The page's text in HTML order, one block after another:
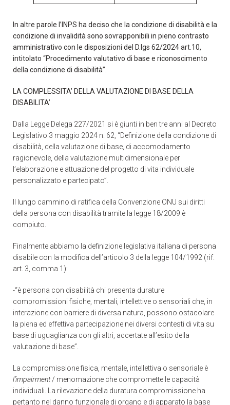
In altre parole l’INPS ha deciso che la condizione di disabilità e la
condizione di invalidità sono sovrapponibili in pieno contrasto
amministrativo con le disposizioni del D.lgs 62/2024 art.10,
intitolato “Procedimento valutativo di base e riconoscimento
della condizione di disabilità”.
LA COMPLESSITA’ DELLA VALUTAZIONE DI BASE DELLA
DISABILITA’
Dalla Legge Delega 227/2021 si è giunti in ben tre anni al Decreto
Legislativo 3 maggio 2024 n. 62, “Definizione della condizione di
disabilità, della valutazione di base, di accomodamento
ragionevole, della valutazione multidimensionale per
l’elaborazione e attuazione del progetto di vita individuale
personalizzato e partecipato”.
Il lungo cammino di ratifica della Convenzione ONU sui diritti
della persona con disabilità tramite la legge 18/2009 è
compiuto.
Finalmente abbiamo la definizione legislativa italiana di persona
disabile con la modifica dell’articolo 3 della legge 104/1992 (rif.
art. 3, comma 1):
-“è persona con disabilità chi presenta durature
compromissioni fisiche, mentali, intellettive o sensoriali che, in
interazione con barriere di diversa natura, possono ostacolare
la piena ed effettiva partecipazione nei diversi contesti di vita su
base di uguaglianza con gli altri, accertate all’esito della
valutazione di base”.
La compromissione fisica, mentale, intellettiva o sensoriale è
l’impairment/ menomazione che compromette le capacità
individuali. La rilevazione della duratura compromissione ha
pertanto nel danno funzionale di organo e di apparato la base